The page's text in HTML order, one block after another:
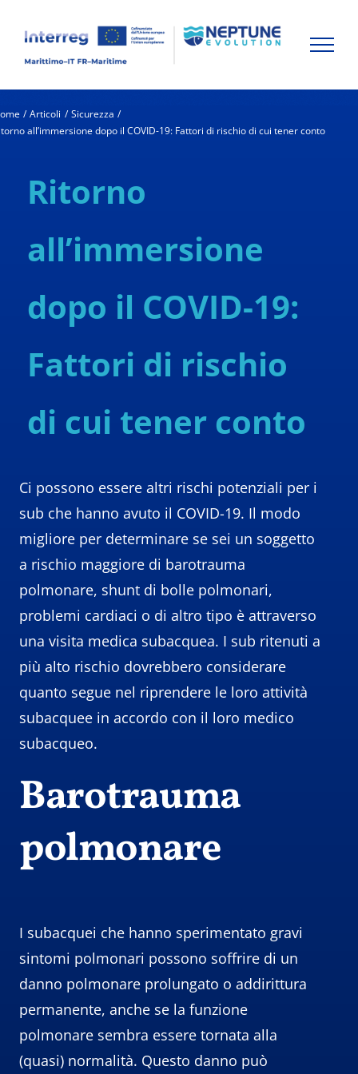
content
Articoli
Sicurezza
all’immersione dopo il COVID-19: Fattori di rischio di cui tener conto
Ritorno
all’immersione
dopo il COVID-19:
Fattori di rischio
di cui tener conto
Ci possono essere altri rischi potenziali per i
sub che hanno avuto il COVID-19. Il modo
migliore per determinare se sei un soggetto
a rischio maggiore di barotrauma
polmonare, shunt di bolle polmonari,
problemi cardiaci o di altro tipo è attraverso
una visita medica subacquea. I sub ritenuti a
più alto rischio dovrebbero considerare
quanto segue nel riprendere le loro attività
subacquee in accordo con il loro medico
subacqueo.
Barotrauma
polmonare
I subacquei che hanno sperimentato gravi
sintomi polmonari possono soffrire di un
danno polmonare prolungato o addirittura
permanente, anche se la funzione
polmonare sembra essere tornata alla
(quasi) normalità. Questo danno può